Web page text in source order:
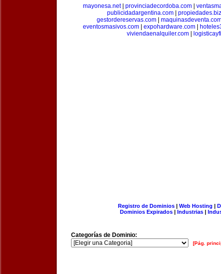
mayonesa.net| provinciadecordoba.com
publicidadargentina.com| propiedades.biz
gestordereservas.com|
eventosmasivos.com
expohardware.com
viviendaenalquiler.com
Registro de Dominios| Web Hosting |
Dominios Expirados | Industrias |
Categorías de Dominio:
[Pág.